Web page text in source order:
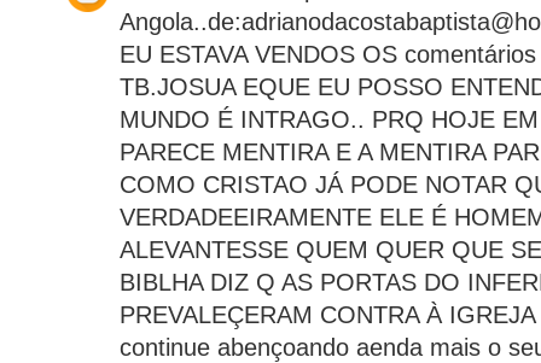
EU ESTAVA VENDOS OS
TB.JOSUA EQUE EU POSSO
MUNDO É INTRAGO.. PRQ HOJE
PARECE MENTIRA E A MENTIRA
COMO CRISTAO JÁ PODE NOTAR
VERDADEEIRAMENTE ELE É
ALEVANTESSE QUEM QUER QUE
BIBLHA DIZ Q AS PORTAS DO
PREVALEÇERAM CONTRA À
continue abençoando aenda mais o